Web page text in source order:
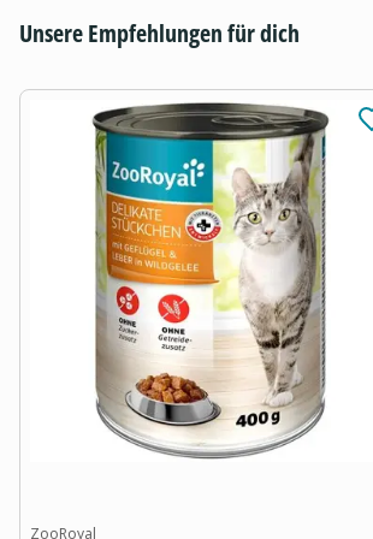
Unsere Empfehlungen für dich
ZooRoyal